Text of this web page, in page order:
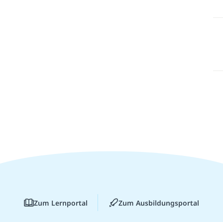
Zum Lernportal Zum Ausbildungsportal